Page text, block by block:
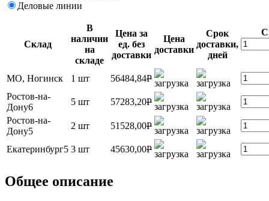
Деловые линии
Склад
В
наличии
на
складе
Цена за
ед. без
доставки
Цена
доставки
Срок
доставки,
дней
МО, Ногинск 1 шт 56484,84P
Ростов-на-
Дону6
5 шт 57283,20P
Ростов-на-
Дону5
2 шт 51528,00P
Екатеринбург5 3 шт 45630,00P
Общее описание